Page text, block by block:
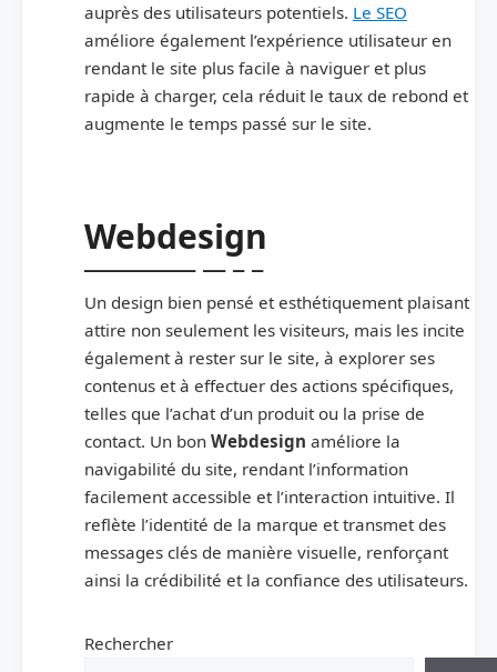
auprès des utilisateurs potentiels. Le SEO
améliore également l’expérience utilisateur en
rendant le site plus facile à naviguer et plus
rapide à charger, cela réduit le taux de rebond et
augmente le temps passé sur le site.
Webdesign
Un design bien pensé et esthétiquement plaisant
attire non seulement les visiteurs, mais les incite
également à rester sur le site, à explorer ses
contenus et à effectuer des actions spécifiques,
telles que l’achat d’un produit ou la prise de
contact. Un bon Webdesign améliore la
navigabilité du site, rendant l’information
facilement accessible et l’interaction intuitive. Il
reflète l’identité de la marque et transmet des
messages clés de manière visuelle, renforçant
ainsi la crédibilité et la confiance des utilisateurs.
Rechercher